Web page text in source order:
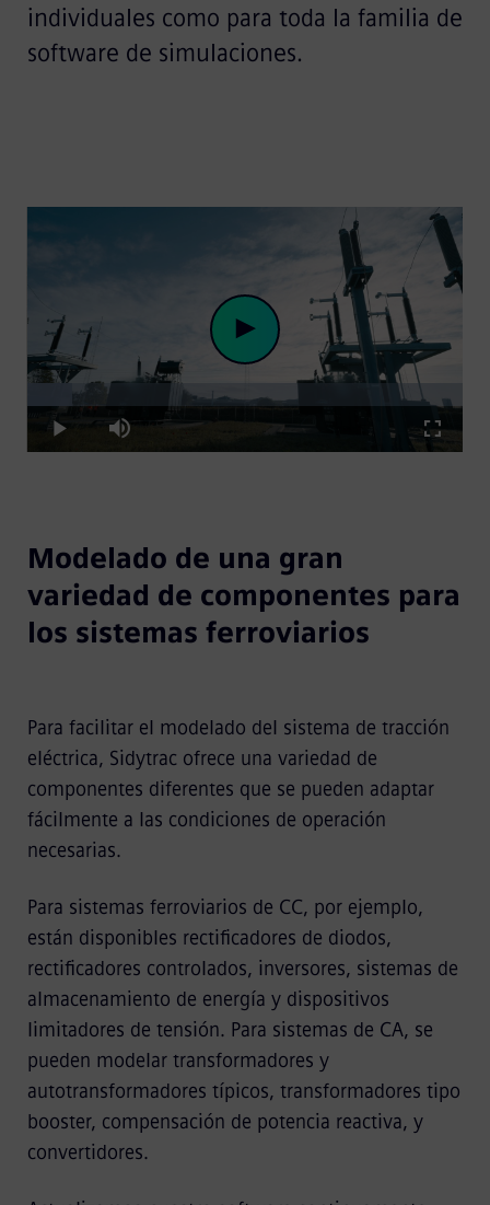
individuales como para toda la familia de
software de simulaciones.
Play
Play Mute
Loaded
:
10.27%
Modelado de una gran
variedad de componentes para
los sistemas ferroviarios
Para facilitar el modelado del sistema de tracción
eléctrica, Sidytrac ofrece una variedad de
componentes diferentes que se pueden adaptar
fácilmente a las condiciones de operación
necesarias.
Para sistemas ferroviarios de CC, por ejemplo,
están disponibles rectificadores de diodos,
rectificadores controlados, inversores, sistemas de
almacenamiento de energía y dispositivos
limitadores de tensión. Para sistemas de CA, se
pueden modelar transformadores y
autotransformadores típicos, transformadores tipo
booster, compensación de potencia reactiva, y
convertidores.